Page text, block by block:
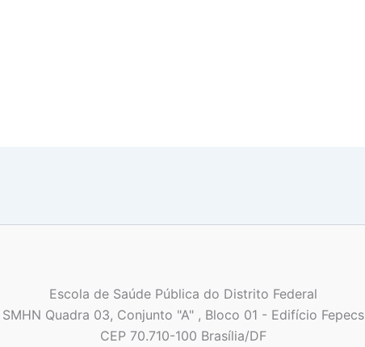
Escola de Saúde Pública do Distrito Federal
SMHN Quadra 03, Conjunto "A" , Bloco 01 - Edifício Fepecs
CEP 70.710-100 Brasília/DF